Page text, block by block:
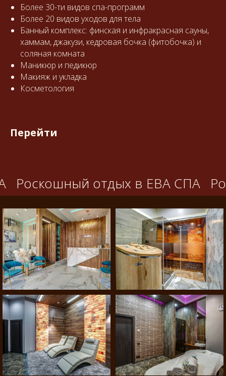
Более 30-ти видов спа-программ
Более 20 видов уходов для тела
Банный комплекс: финская и инфракрасная сауны,
хаммам, джакузи, кедровая бочка (фитобочка) и
соляная комната
Маникюр и педикюр
Макияж и укладка
Косметология
Перейти
отдых в ЕВА СПА